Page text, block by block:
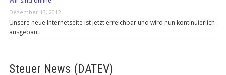
Dezember 13, 2012
Unsere neue Internetseite ist jetzt erreichbar und wird nun kontinuierlich
ausgebaut!
Steuer News (DATEV)